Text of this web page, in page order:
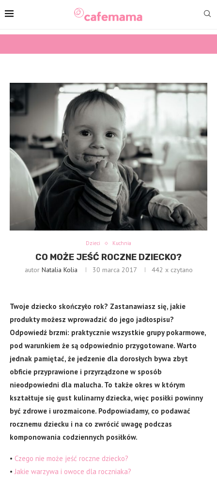
Dzieci Kuchnia
CO MOŻE JEŚĆ ROCZNE DZIECKO?
autor Natalia Kolia 30 marca 2017 442 x czytano
Twoje dziecko skończyło rok? Zastanawiasz się, jakie
produkty możesz wprowadzić do jego jadłospisu?
Odpowiedź brzmi: praktycznie wszystkie grupy pokarmowe,
pod warunkiem że są odpowiednio przygotowane. Warto
jednak pamiętać, że jedzenie dla dorosłych bywa zbyt
obficie przyprawione i przyrządzone w sposób
nieodpowiedni dla malucha. To także okres w którym
kształtuje się gust kulinarny dziecka, więc posiłki powinny
być zdrowe i urozmaicone. Podpowiadamy, co podawać
rocznemu dziecku i na co zwrócić uwagę podczas
komponowania codziennych posiłków.
• Czego nie może jeść roczne dziecko?
•Jakie warzywa i owoce dla roczniaka?